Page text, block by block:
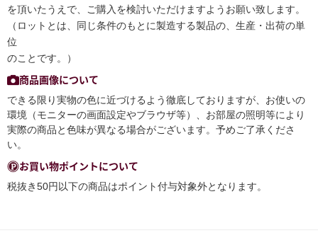
を頂いたうえで、ご購入を検討いただけますようお願い致します。
（ロットとは、同じ条件のもとに製造する製品の、生産・出荷の単
位
のことです。）
商品画像について
できる限り実物の色に近づけるよう徹底しておりますが、お使いの
環境（モニターの画面設定やブラウザ等）、お部屋の照明等により
実際の商品と色味が異なる場合がございます。予めご了承くださ
い。
お買い物ポイントについて
税抜き50円以下の商品はポイント付与対象外となります。